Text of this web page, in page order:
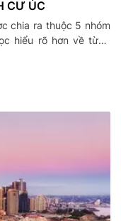
CƯ ÚC
chia ra thuộc 5 nhóm
hiểu rõ hơn về từng